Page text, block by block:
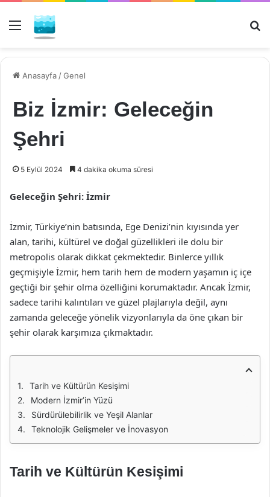
Menü
Anasayfa /Genel
Biz İzmir: Geleceğin
Şehri
5 Eylül 2024 4 dakika okuma süresi
Geleceğin Şehri: İzmir
İzmir, Türkiye’nin batısında, Ege Denizi’nin kıyısında yer
alan, tarihi, kültürel ve doğal güzellikleri ile dolu bir
metropolis olarak dikkat çekmektedir. Binlerce yıllık
geçmişiyle İzmir, hem tarih hem de modern yaşamın iç içe
geçtiği bir şehir olma özelliğini korumaktadır. Ancak İzmir,
sadece tarihi kalıntıları ve güzel plajlarıyla değil, aynı
zamanda geleceğe yönelik vizyonlarıyla da öne çıkan bir
şehir olarak karşımıza çıkmaktadır.
Tarih ve Kültürün Kesişimi
Modern İzmir’in Yüzü
Sürdürülebilirlik ve Yeşil Alanlar
Teknolojik Gelişmeler ve İnovasyon
Tarih ve Kültürün Kesişimi